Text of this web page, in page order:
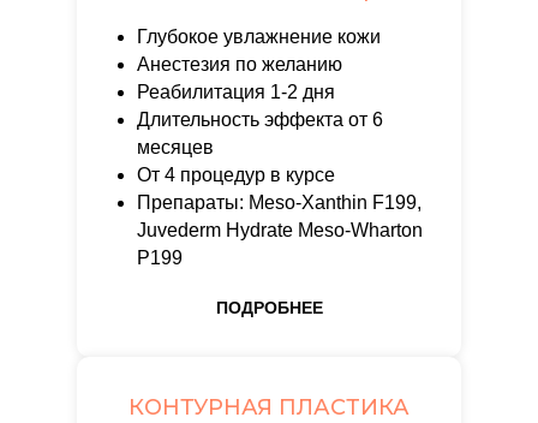
Глубокое увлажнение кожи
Анестезия по желанию
Реабилитация 1-2 дня
Длительность эффекта от 6
месяцев
От 4 процедур в курсе
Препараты: Meso-Xanthin F199,
Juvederm Hydrate Meso-Wharton
P199
ПОДРОБНЕЕ
КОНТУРНАЯ ПЛАСТИКА